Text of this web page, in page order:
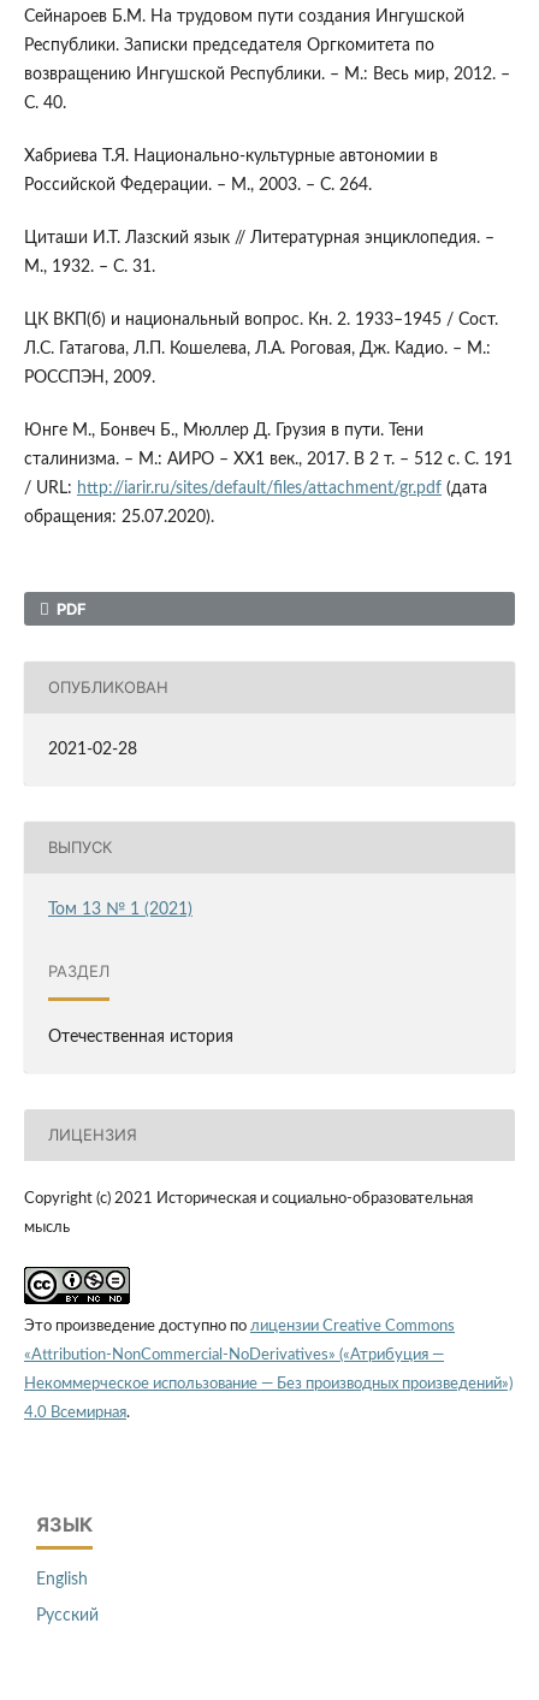
Сейнароев Б.М. На трудовом пути создания Ингушской
Республики. Записки председателя Оргкомитета по
возвращению Ингушской Республики. – М.: Весь мир, 2012. –
С. 40.
Хабриева Т.Я. Национально-культурные автономии в
Российской Федерации. – М., 2003. – С. 264.
Циташи И.Т. Лазский язык // Литературная энциклопедия. –
М., 1932. – С. 31.
ЦК ВКП(б) и национальный вопрос. Кн. 2. 1933–1945 / Сост.
Л.С. Гатагова, Л.П. Кошелева, Л.А. Роговая, Дж. Кадио. – М.:
РОССПЭН, 2009.
Юнге М., Бонвеч Б., Мюллер Д. Грузия в пути. Тени
сталинизма. – М.: АИРО – ХХ1 век., 2017. В 2 т. – 512 с. С. 191
/ URL: http://iarir.ru/sites/default/files/attachment/gr.pdf(дата
обращения: 25.07.2020).
PDF
ОПУБЛИКОВАН
2021-02-28
ВЫПУСК
Том 13 № 1 (2021)
РАЗДЕЛ
Отечественная история
ЛИЦЕНЗИЯ
Copyright (c) 2021 Историческая и социально-образовательная
мысль
Это произведение доступно по лицензии Creative Commons
«Attribution-NonCommercial-NoDerivatives» («Атрибуция —
Некоммерческое использование — Без производных произведений»)
4.0 Всемирная.
ЯЗЫК
English
Русский